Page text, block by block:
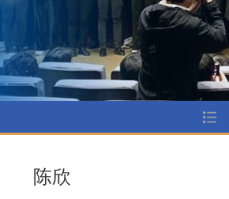
陈欣